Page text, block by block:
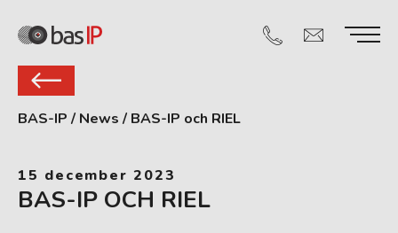
BAS-IP / News / BAS-IP och RIEL
15 december 2023
BAS-IP OCH RIEL